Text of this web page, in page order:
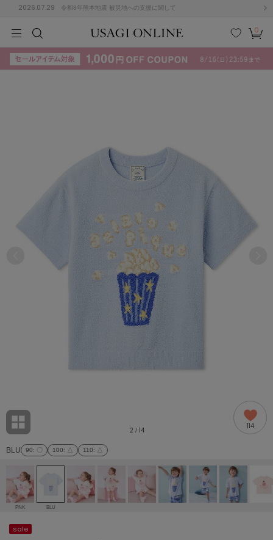
2026.07.29 令和8年熊本地震 被災地への支援に関して
検索
お気
に入
カー
ト
0
KIDSBABYBEAUTYLIFE STYLE
ームウェア (535)
ョン雑貨 (865)
/ランジェリー (127)
ェア (121)
(124)
KIDSBABYBEAUTYLIFE STYLE
T U
その
adidas by Stella McCartney
アディダス バイ ステラマッカートニー
Ame no chi Hare
アメノチハレ
AMOMMA
ánuans
アニュアンス
ànuke
アンヌーク
BLU 90: 〇 100: △ 110: △
2 / 14 114
PNK BLU
sale